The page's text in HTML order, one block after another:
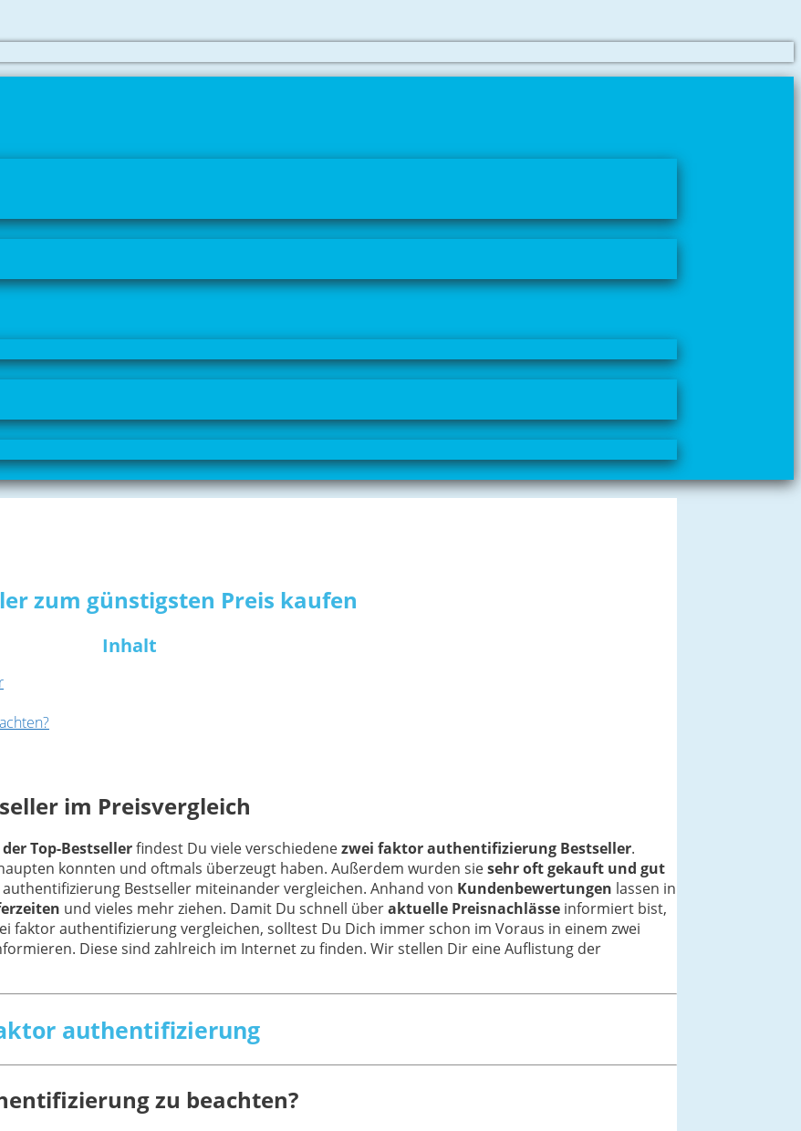
zum günstigsten Preis kaufen
Inhalt
im Preisvergleich
Top-Bestsellerfindest Du viele verschiedenezwei faktor authentifizierung Bestseller.
konnten und oftmals überzeugt haben. Außerdem wurden siesehr oft gekauft und gut
Bestseller miteinander vergleichen. Anhand von Kundenbewertungen lassen in
und vieles mehr ziehen. Damit Du schnell überaktuelle Preisnachlässe informiert bist,
faktor authentifizierung vergleichen, solltest Du Dich immer schon im Voraus in einem zwei
Diese sind zahlreich im Internet zu finden. Wir stellen Dir eine Auflistung der
authentifizierung
zu beachten?